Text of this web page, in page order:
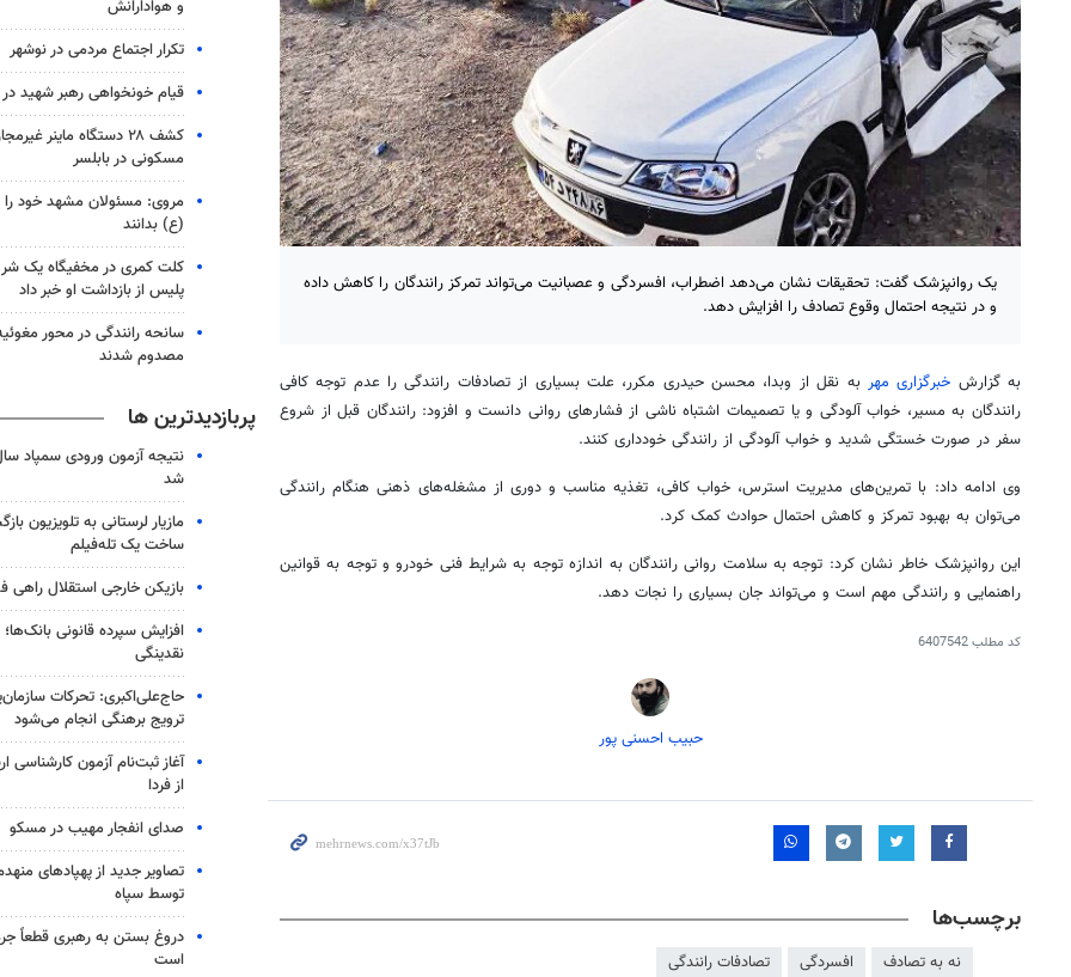
یک روانپزشک گفت: تحقیقات نشان می‌دهد اضطراب، افسردگی و عصبانیت می‌تواند تمرکز رانندگان را کاهش داده
و در نتیجه احتمال وقوع تصادف را افزایش دهد.
به گزارش خبرگزاری مهر به نقل از وبدا، محسن حیدری مکرر، علت بسیاری از تصادفات رانندگی را عدم توجه کافی
رانندگان به مسیر، خواب آلودگی و یا تصمیمات اشتباه ناشی از فشارهای روانی دانست و افزود: رانندگان قبل از شروع
سفر در صورت خستگی شدید و خواب آلودگی از رانندگی خودداری کنند.
وی ادامه داد: با تمرین‌های مدیریت استرس، خواب کافی، تغذیه مناسب و دوری از مشغله‌های ذهنی هنگام رانندگی
می‌توان به بهبود تمرکز و کاهش احتمال حوادث کمک کرد.
این روانپزشک خاطر نشان کرد: توجه به سلامت روانی رانندگان به اندازه توجه به شرایط فنی خودرو و توجه به قوانین
راهنمایی و رانندگی مهم است و می‌تواند جان بسیاری را نجات دهد.
کد مطلب6407542
حبیب احسنی پور
برچسب‌ها
نه به تصادف افسردگی تصادفات رانندگی
و هوادارانش
تکرار اجتماع مردمی در نوشهر
قیام خونخواهی رهبر شهید در
مسکونی در بابلسر
مروی: مسئولان مشهد خود را
(ع) بدانند
کلت کمری در مخفیگاه یک
پلیس از بازداشت او خبر داد
مصدوم شدند
پربازدیدترین ها
شد
مازیار لرستانی به تلویزیون
ساخت یک تله‌فیلم
بازیکن خارجی استقلال راهی
افزایش سپرده قانونی بانک‌ها؛
نقدینگی
حاج‌علی‌اکبری: تحرکات
ترویج برهنگی انجام می‌شود
آغاز ثبت‌نام‌ آزمون
از فردا
صدای انفجار مهیب در مسکو
تصاویر جدید از پهپادهای
توسط سپاه
دروغ بستن به رهبری قطعاً
است